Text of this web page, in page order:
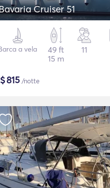
Cruiser 51
a vela
49 ft
15 m
11
$815 /notte